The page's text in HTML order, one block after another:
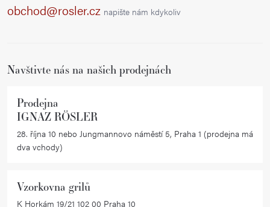
obchod@rosler.cz napište nám kdykoliv
Navštivte nás na našich prodejnách
Prodejna
IGNAZ RÖSLER
28. října 10 nebo Jungmannovo náměstí 5, Praha 1 (prodejna má
dva vchody)
Vzorkovna grilů
K Horkám 19/21 102 00 Praha 10